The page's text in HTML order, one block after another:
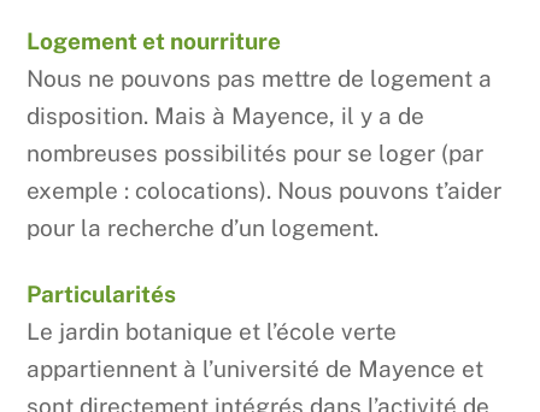
Logement et nourriture
Nous ne pouvons pas mettre de logement a
disposition. Mais à Mayence, il y a de
nombreuses possibilités pour se loger (par
exemple : colocations). Nous pouvons t’aider
pour la recherche d’un logement.
Particularités
Le jardin botanique et l’école verte
appartiennent à l’université de Mayence et
sont directement intégrés dans l’activité de